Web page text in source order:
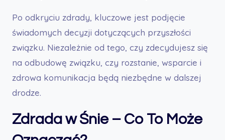
Po odkryciu zdrady, kluczowe jest podjęcie
świadomych decyzji dotyczących przyszłości
związku. Niezależnie od tego, czy zdecydujesz się
na odbudowę związku, czy rozstanie, wsparcie i
zdrowa komunikacja będą niezbędne w dalszej
drodze.
Zdrada w Śnie – Co To Może